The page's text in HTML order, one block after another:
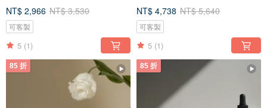
NT$ 2,966 NT$ 3,530
可客製
5 (1)
NT$ 4,738 NT$ 5,640
可客製
5 (1)
85 折 85 折